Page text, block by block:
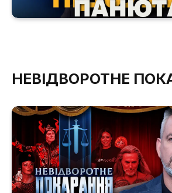
НЕВІДВОРОТНЕ